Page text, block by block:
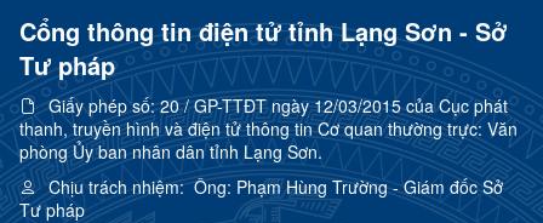
Cổng thông tin điện tử tỉnh Lạng Sơn - Sở
Tư pháp
Giấy phép số:20 / GP-TTĐT ngày 12/03/2015 của Cục phát
thanh, truyền hình và điện tử thông tin Cơ quan thường trực: Văn
phòng Ủy ban nhân dân tỉnh Lạng Sơn.
Chịu trách nhiệm:Ông: Phạm Hùng Trường - Giám đốc Sở
Tư pháp